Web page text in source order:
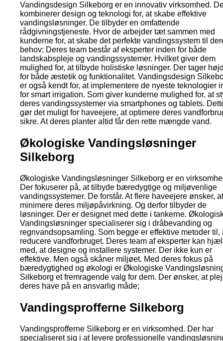
Vandingsdesign Silkeborg er en innovativ virksomhed.
kombinerer design og teknologi for, at skabe effektive
vandingsløsninger. De tilbyder en omfattende
rådgivningstjeneste. Hvor de arbejder tæt sammen med
kunderne for, at skabe det perfekte vandingssystem til
behov; Deres team består af eksperter inden for både
landskabspleje og vandingssystemer. Hvilket giver dem
mulighed for, at tilbyde holistiske løsninger. Der tager
for både æstetik og funktionalitet. Vandingsdesign
er også kendt for, at implementere de nyeste teknologier
for smart irrigation. Som giver kunderne mulighed for, at
deres vandingssystemer via smartphones og tablets.
gør det muligt for haveejere, at optimere deres
sikre. At deres planter altid får den rette mængde vand.
Økologiske Vandingsløsninger
Silkeborg
Økologiske Vandingsløsninger Silkeborg er en
Der fokuserer på, at tilbyde bæredygtige og miljøvenlige
vandingssystemer. De forstår. At flere haveejere ønsker, at
minimere deres miljøpåvirkning. Og derfor tilbyder de
løsninger. Der er designet med dette i tankerne.
Vandingsløsninger specialiserer sig i dråbevanding og
regnvandsopsamling. Som begge er effektive metoder til,
reducere vandforbruget. Deres team af eksperter kan
med, at designe og installere systemer. Der ikke kun er
effektive. Men også skåner miljøet. Med deres fokus på
bæredygtighed og økologi er Økologiske
Silkeborg et fremragende valg for dem. Der ønsker, at
deres have på en ansvarlig måde;
Vandingsprofferne Silkeborg
Vandingsprofferne Silkeborg er en virksomhed. Der har
specialiseret sig i at levere professionelle